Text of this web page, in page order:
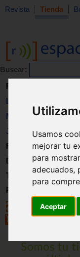
Usamos
mejorar tu
para
adecuados,
para
Aceptar
Revista Tienda
Buscar:
Revista
Libros
Material
Juguetes
Formación
Directorio
Trabajo
Registro